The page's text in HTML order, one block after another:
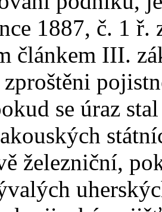
1887, č. 1 ř.
článkem III.
zproštěni
se úraz
železniční,